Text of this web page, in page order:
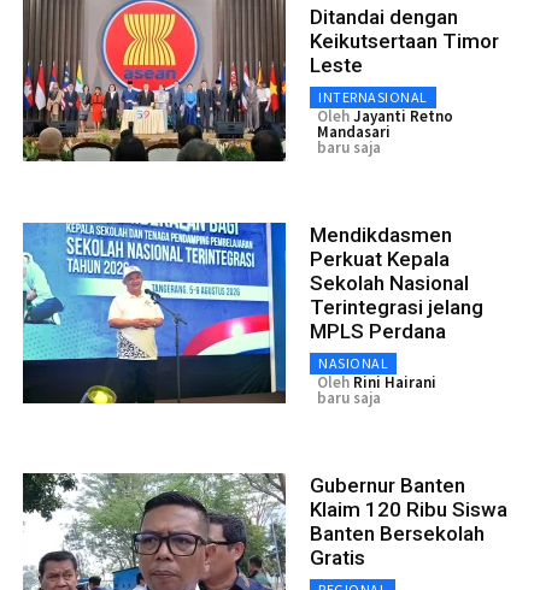
Ditandai dengan
Keikutsertaan Timor
Leste
INTERNASIONAL
OlehJayanti Retno
Mandasari
baru saja
Mendikdasmen
Perkuat Kepala
Sekolah Nasional
Terintegrasi jelang
MPLS Perdana
NASIONAL
Oleh Rini Hairani
baru saja
Gubernur Banten
Klaim 120 Ribu Siswa
Banten Bersekolah
Gratis